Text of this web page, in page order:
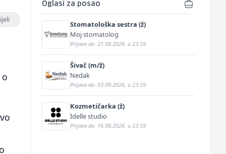
Oglasi za posao
Stomatološka sestra (ž)
Moj stomatolog
Prijava do: 21.08.2026. u 23:59
Šivač (m/ž)
Nedak
Prijava do: 03.09.2026. u 23:59
Kozmetičarka (ž)
Idelle studio
Prijava do: 16.08.2026. u 23:59